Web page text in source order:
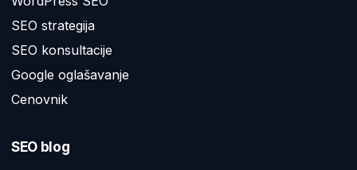
SEO strategija
SEO konsultacije
Google oglašavanje
Cenovnik
SEO blog